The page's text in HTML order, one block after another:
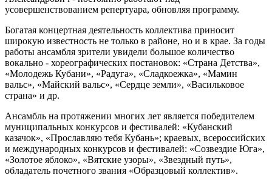
усовершенствованием репертуара, обновляя программу.
Богатая концертная деятельность коллектива приносит
широкую известность не только в районе, но и в крае. За годы
работы ансамбля зрители увидели большое количество
вокально - хореографических постановок: «Страна Детства»,
«Молодежь Кубани», «Радуга», «Сладкоежка», «Мамин
вальс», «Майский вальс», «Сердце земли», «Васильковое
страна» и др.
Ансамбль на протяжении многих лет является победителем
муниципальных конкурсов и фестивалей: «Кубанский
казачок», «Прославляю тебя Кубань»; краевых, всероссийских
и международных конкурсов и фестивалей: «Созвездие Юга»,
«Золотое яблоко», «Вятские узоры», «Звездный путь»,
обладатель почетного звания «Образцовый коллектив».